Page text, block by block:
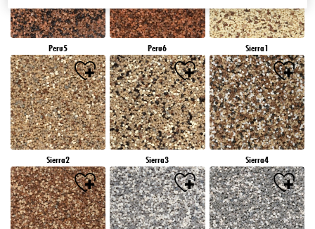
Peru5 Peru6 Sierra1
Sierra2 Sierra3 Sierra4